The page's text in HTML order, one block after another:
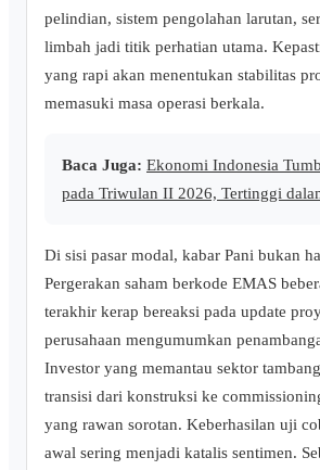
pelindian, sistem pengolahan larutan,
limbah jadi titik perhatian utama.
yang rapi akan menentukan stabilitas
memasuki masa operasi berkala.
Baca Juga: Ekonomi Indonesia
pada Triwulan II 2026, Tertinggi
Di sisi pasar modal, kabar Pani bukan
Pergerakan saham berkode EMAS
terakhir kerap bereaksi pada update
perusahaan mengumumkan
Investor yang memantau sektor
transisi dari konstruksi ke
yang rawan sorotan. Keberhasilan uji
awal sering menjadi katalis sentimen.